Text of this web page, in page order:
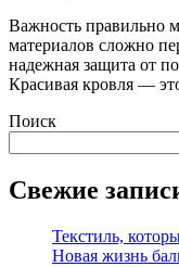
Важность правильно
материалов сложно
надежная защита от
Красивая кровля —
Поиск
Свежие
Текстиль,
Новая жизнь